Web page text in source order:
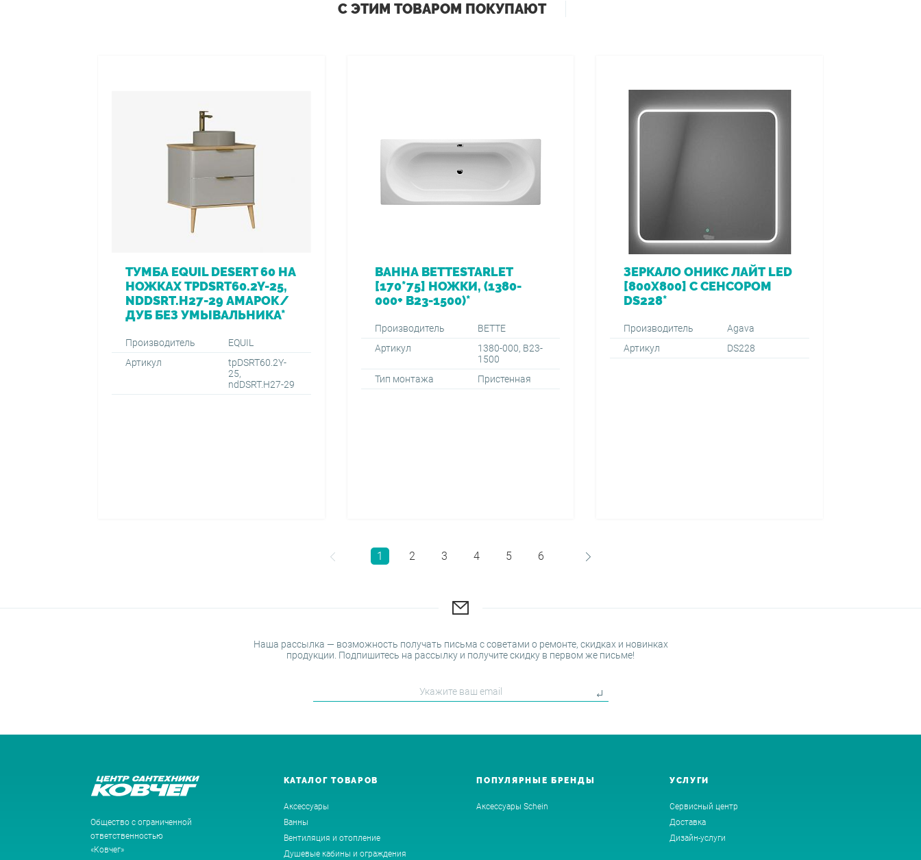
С ЭТИМ ТОВАРОМ ПОКУПАЮТ
ТУМБА EQUIL DESERT 60 НА
НОЖКАХ TPDSRT60.2Y-25,
NDDSRT.H27-29 АМАРОК/
ДУБ БЕЗ УМЫВАЛЬНИКА*
Производитель
EQUIL
Артикул
tpDSRT60.2Y-
25,
ndDSRT.H27-29
ВАННА BETTESTARLET
[170*75] НОЖКИ, (1380-
000+ B23-1500)*
Производитель
BETTE
Артикул
1380-000, B23-
1500
Тип монтажа
Пристенная
ЗЕРКАЛО ОНИКС ЛАЙТ LED
[800Х800] С СЕНСОРОМ
DS228*
Производитель
Agava
Артикул
DS228
1 2 3 4 5 6
Наша рассылка — возможность получать письма с советами о ремонте, скидках и новинках
продукции. Подпишитесь на рассылку и получите скидку в первом же письме!
Общество с ограниченной
ответственностью
«Ковчег»
КАТАЛОГ ТОВАРОВ
Аксессуары
Ванны
Вентиляция и отопление
Душевые кабины и ограждения
ПОПУЛЯРНЫЕ БРЕНДЫ
Аксессуары Schein
УСЛУГИ
Сервисный центр
Доставка
Дизайн-услуги